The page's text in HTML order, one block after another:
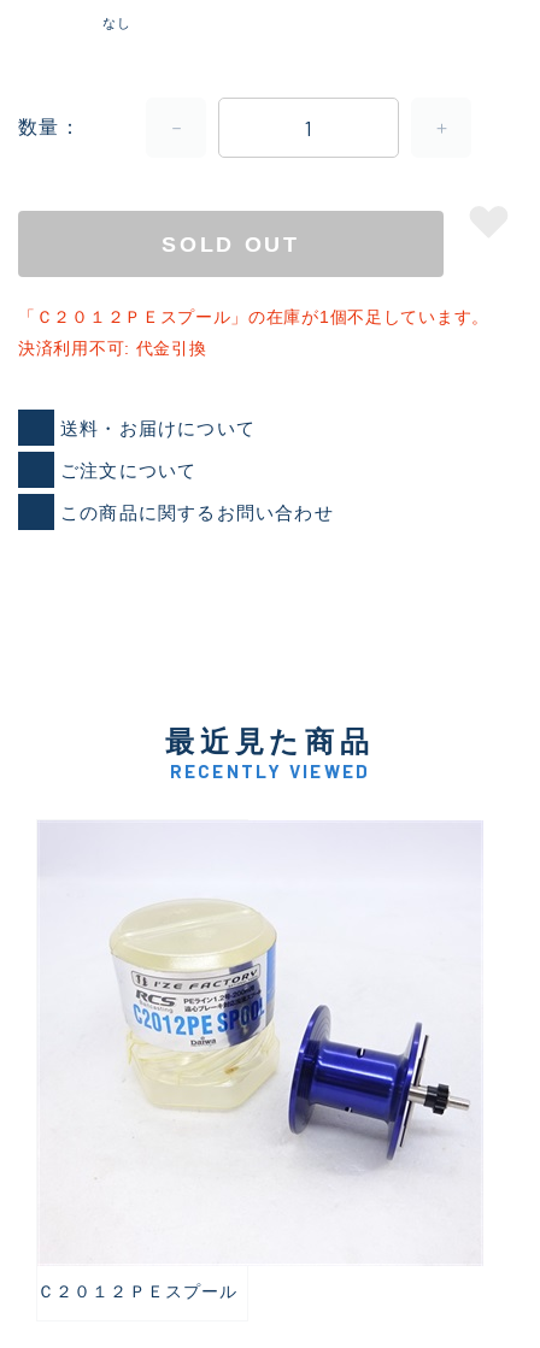
なし
数量
SOLD OUT
「Ｃ２０１２ＰＥスプール」の在庫が1個不足しています。
決済利用不可: 代金引換
送料・お届けについて
ご注文について
この商品に関するお問い合わせ
最近見た商品
RECENTLY VIEWED
Ｃ２０１２ＰＥスプール